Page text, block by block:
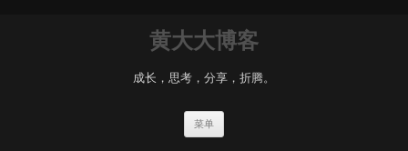
黄大大博客
成长，思考，分享，折腾。
菜单